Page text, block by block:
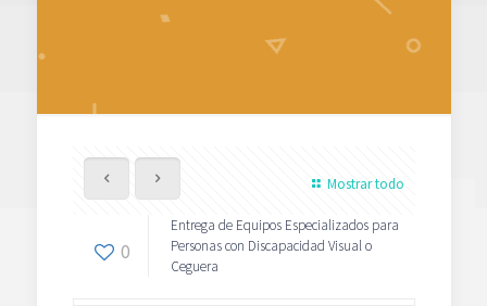
Mostrar todo
0
Entrega de Equipos Especializados para
Personas con Discapacidad Visual o
Ceguera